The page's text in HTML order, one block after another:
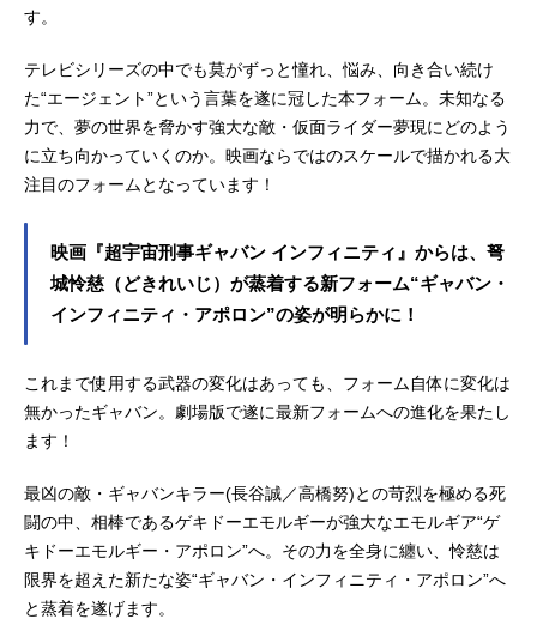
す。
テレビシリーズの中でも莫がずっと憧れ、悩み、向き合い続け
た“エージェント”という言葉を遂に冠した本フォーム。未知なる
力で、夢の世界を脅かす強大な敵・仮面ライダー夢現にどのよう
に立ち向かっていくのか。映画ならではのスケールで描かれる大
注目のフォームとなっています！
映画『超宇宙刑事ギャバン インフィニティ』からは、弩
城怜慈（どきれいじ）が蒸着する新フォーム“ギャバン・
インフィニティ・アポロン”の姿が明らかに！
これまで使用する武器の変化はあっても、フォーム自体に変化は
無かったギャバン。劇場版で遂に最新フォームへの進化を果たし
ます！
最凶の敵・ギャバンキラー(長谷誠／高橋努)との苛烈を極める死
闘の中、相棒であるゲキドーエモルギーが強大なエモルギア“ゲ
キドーエモルギー・アポロン”へ。その力を全身に纏い、怜慈は
限界を超えた新たな姿“ギャバン・インフィニティ・アポロン”へ
と蒸着を遂げます。